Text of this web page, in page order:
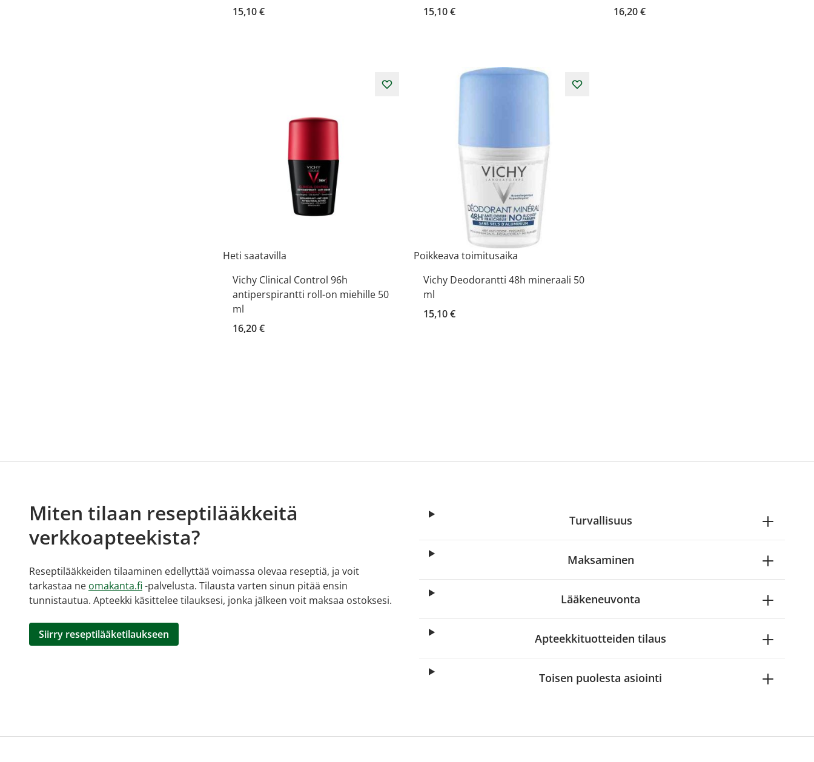
15,10 €
15,10 €
16,20 €
Heti saatavilla
Vichy Clinical Control 96h
antiperspirantti roll-on miehille 50
ml
16,20 €
Poikkeava toimitusaika
Vichy Deodorantti 48h mineraali 50
ml
15,10 €
Miten tilaan reseptilääkkeitä
verkkoapteekista?
Reseptilääkkeiden tilaaminen edellyttää voimassa olevaa reseptiä, ja voit
tarkastaa ne omakanta.fi -palvelusta. Tilausta varten sinun pitää ensin
tunnistautua. Apteekki käsittelee tilauksesi, jonka jälkeen voit maksaa ostoksesi.
Siirry reseptilääketilaukseen
Turvallisuus
Maksaminen
Lääkeneuvonta
Apteekkituotteiden tilaus
Toisen puolesta asiointi